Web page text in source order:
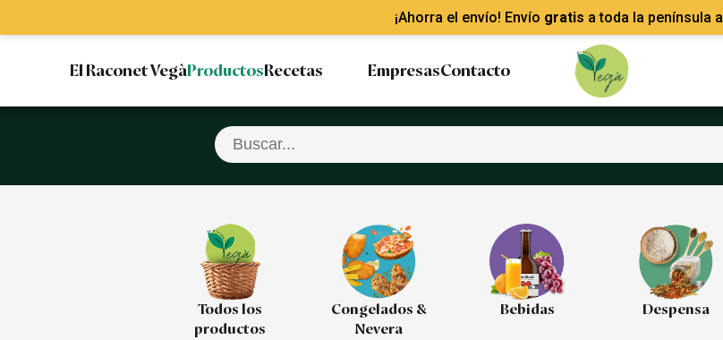
¡Ahorra el envío! Envío gratis a toda la península
El Raconet VegàProductosRecetas EmpresasContacto
Todos los
productos
Congelados &
Nevera
Bebidas Despensa